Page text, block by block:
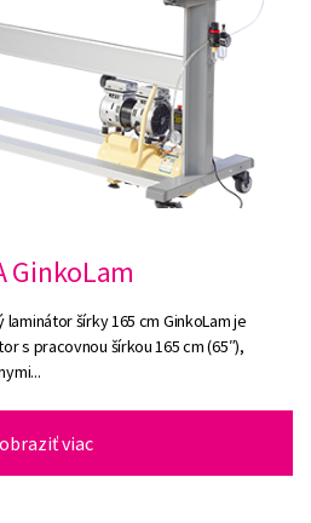
GinkoLam
laminátor šírky 165 cm GinkoLam je
s pracovnou šírkou 165 cm (65″),
viac